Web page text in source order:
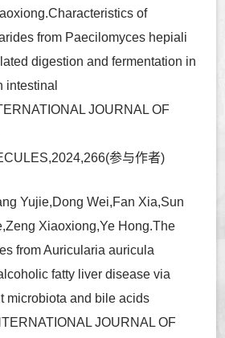
of
from Paecilomyces hepiali
digestion and fermentation in
intestinal
JOURNAL OF
参与作者)
Yujie,Dong Wei,Fan Xia,Sun
Xiaoxiong,Ye Hong.The
from Auricularia auricula
fatty liver disease via
microbiota and bile acids
JOURNAL OF